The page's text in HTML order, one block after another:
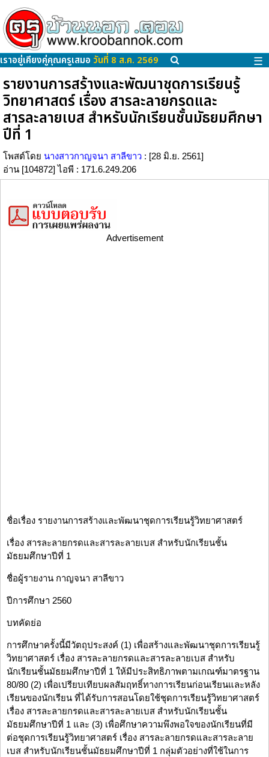
เราอยู่เคียงคู่คุณครูเสมอ วันที่ 8 ส.ค. 2569 ☰
รายงานการสร้างและพัฒนาชุดการเรียนรู้
วิทยาศาสตร์ เรื่อง สารละลายกรดและ
สารละลายเบส สำหรับนักเรียนชั้นมัธยมศึกษา
ปีที่ 1
โพสต์โดย นางสาวกาญจนา สาลีขาว : [28 มิ.ย. 2561]
อ่าน [104872] ไอพี : 171.6.249.206
Advertisement
ชื่อเรื่อง รายงานการสร้างและพัฒนาชุดการเรียนรู้วิทยาศาสตร์
เรื่อง สารละลายกรดและสารละลายเบส สำหรับนักเรียนชั้น
มัธยมศึกษาปีที่ 1
ชื่อผู้รายงาน กาญจนา สาลีขาว
ปีการศึกษา 2560
บทคัดย่อ
การศึกษาครั้งนี้มีวัตถุประสงค์ (1) เพื่อสร้างและพัฒนาชุดการเรียนรู้
วิทยาศาสตร์ เรื่อง สารละลายกรดและสารละลายเบส สำหรับ
นักเรียนชั้นมัธยมศึกษาปีที่ 1 ให้มีประสิทธิภาพตามเกณฑ์มาตรฐาน
80/80 (2) เพื่อเปรียบเทียบผลสัมฤทธิ์ทางการเรียนก่อนเรียนและหลัง
เรียนของนักเรียน ที่ได้รับการสอนโดยใช้ชุดการเรียนรู้วิทยาศาสตร์
เรื่อง สารละลายกรดและสารละลายเบส สำหรับนักเรียนชั้น
มัธยมศึกษาปีที่ 1 และ (3) เพื่อศึกษาความพึงพอใจของนักเรียนที่มี
ต่อชุดการเรียนรู้วิทยาศาสตร์ เรื่อง สารละลายกรดและสารละลาย
เบส สำหรับนักเรียนชั้นมัธยมศึกษาปีที่ 1 กลุ่มตัวอย่างที่ใช้ในการ